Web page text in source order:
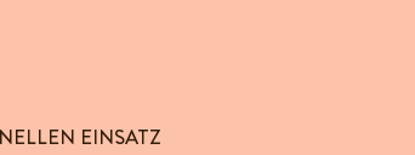
EINSATZ